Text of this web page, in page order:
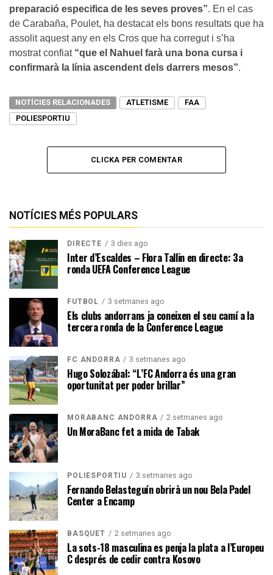
preparació especifica de les seves proves”. En el cas
de Carabaña, Poulet, ha destacat els bons resultats que ha
assolit aquest any en els Cros que ha corregut i s’ha
mostrat confiat “que el Nahuel farà una bona cursa i
confirmarà la línia ascendent dels darrers mesos”.
NOTÍCIES RELACIONADES ATLETISME
FAA
POLIESPORTIU
CLICKA PER COMENTAR
NOTÍCIES MÉS POPULARS
DIRECTE 3 dies ago
Inter d’Escaldes – Flora Tallin en directe: 3a
ronda UEFA Conference League
FUTBOL 3 setmanes ago
Els clubs andorrans ja coneixen el seu camí a la
tercera ronda de la Conference League
FC ANDORRA 3 setmanes ago
Hugo Solozábal: “L’FC Andorra és una gran
oportunitat per poder brillar”
MORABANC ANDORRA 2 setmanes ago
Un MoraBanc fet a mida de Tabak
POLIESPORTIU 3 setmanes ago
Fernando Belasteguín obrirà un nou Bela Padel
Center a Encamp
BÀSQUET 2 setmanes ago
La sots-18 masculina es penja la plata a l’Europeu
C després de cedir contra Kosovo